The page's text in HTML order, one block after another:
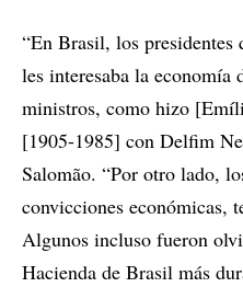
“En Brasil, los presidentes
les interesaba la economía
ministros, como hizo
[1905-1985] con Delfim
Salomão. “Por otro lado,
convicciones económicas,
Algunos incluso fueron
Hacienda de Brasil más